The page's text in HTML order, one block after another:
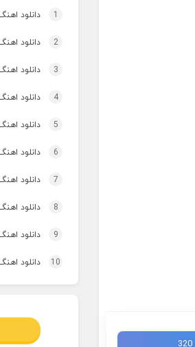
1 دانلود اهنگ تاپ و
2 دانلود
3 دانلود اهنگ برنو
4 دانلود
5 دانلود
6 دانلود
7 دانلود
8 دانلود
9 دانلود
10 دانلود